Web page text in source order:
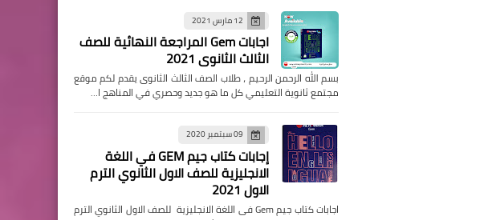
12 مارس 2021
اجابات Gem المراجعة النهائية للصف
الثالث الثانوى 2021
بسم الله الرحمن الرحيم ، طلاب الصف الثالث الثانوى يقدم لكم موقع
مجتمع ثانوية التعليمي كل ما هو جديد وحصري في المناهج ا…
09 سبتمبر 2020
إجابات كتاب جيم GEM في اللغة
الانجليزية للصف الاول الثانوي الترم
الاول 2021
اجابات كتاب جيم Gem فى اللغة الانجليزية للصف الاول الثانوي الترم